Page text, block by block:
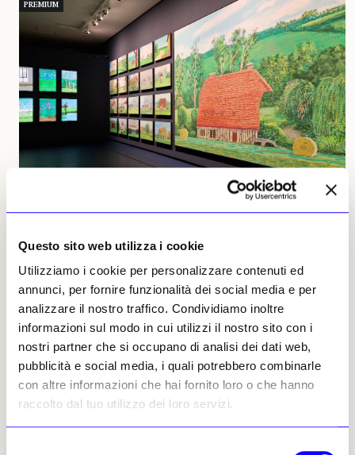
Questo sito web utilizza i cookie
Utilizziamo i cookie per personalizzare contenuti ed
annunci, per fornire funzionalità dei social media e per
analizzare il nostro traffico. Condividiamo inoltre
informazioni sul modo in cui utilizzi il nostro sito con i
nostri partner che si occupano di analisi dei dati web,
pubblicità e social media, i quali potrebbero combinarle
con altre informazioni che hai fornito loro o che hanno
raccolto dal tuo utilizzo dei loro servizi.
PREMIUM
David Hockney, elargitore di ottimismo a colori
sgargianti
Le opere dell’artista inglese alla Fondation Louis Vuitton di
Parigi mettono (quasi) tutti d’accordo: dalle celebri piscine
californiane ai paesaggi dello Yorkshire, è salutato come
empatia in un mondo in guerra
Franco Fanelli
13 luglio 2025